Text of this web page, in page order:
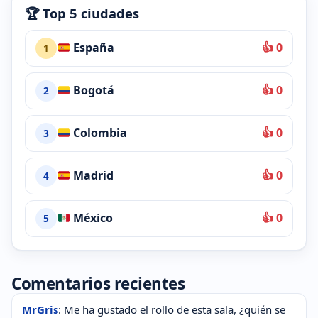
🏆 Top 5 ciudades
1 España 👍 0
2 Bogotá 👍 0
3 Colombia 👍 0
4 Madrid 👍 0
5 México 👍 0
Comentarios recientes
MrGris: Me ha gustado el rollo de esta sala, ¿quién se